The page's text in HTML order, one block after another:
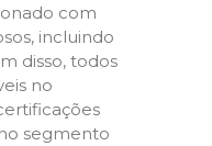
com
incluindo
disso, todos
no
segmento